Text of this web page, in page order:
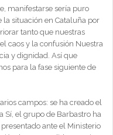
manifestarse sería puro
la situación en Cataluña por
tanto que nuestras
caos y la confusión Nuestra
y dignidad. Así que
para la fase siguiente de
campos: se ha creado el
Sí, el grupo de Barbastro ha
ante el Ministerio